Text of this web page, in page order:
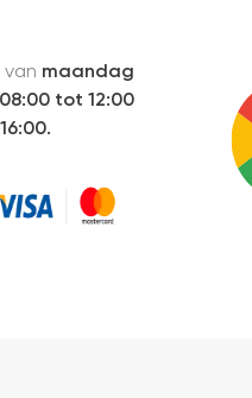
van maandag
tot 12:00